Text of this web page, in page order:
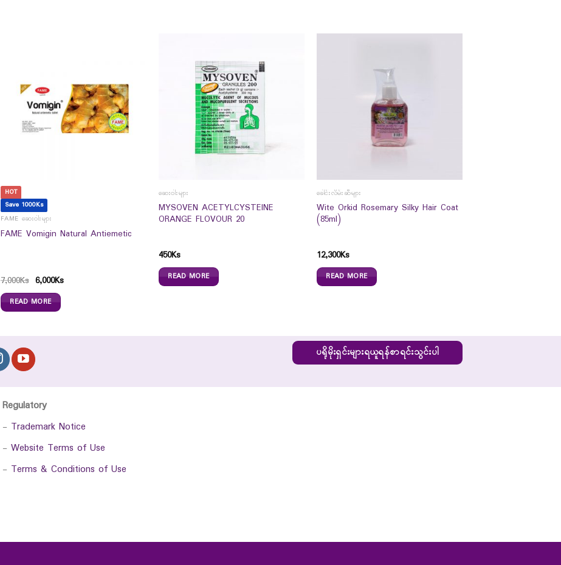
HOT
Save 1000Ks
FAME ဆေးဝါးများ
FAME Vomigin Natural Antiemetic
7,000Ks 6,000Ks
READ MORE
ဆေးဝါးများ
MYSOVEN ACETYLCYSTEINE
ORANGE FLOVOUR 20
450Ks
READ MORE
ခေါင်းလိမ်းဆီများ
Wite Orkid Rosemary Silky Hair Coat
(85ml)
12,300Ks
READ MORE
ပရိုမိုးရှင်းများရယူရန်စာရင်းသွင်းပါ
Regulatory
- Trademark Notice
- Website Terms of Use
- Terms & Conditions of Use